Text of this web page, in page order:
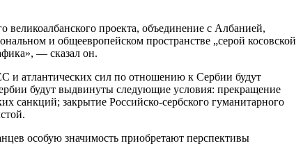
проекта, объединение с Албанией,
и общеевропейском пространстве „серой косовской
— сказал он.
и атлантических сил по отношению к Сербии будут
будут выдвинуты следующие условия: прекращение
санкций; закрытие Российско-сербского гуманитарного
особую значимость приобретают перспективы